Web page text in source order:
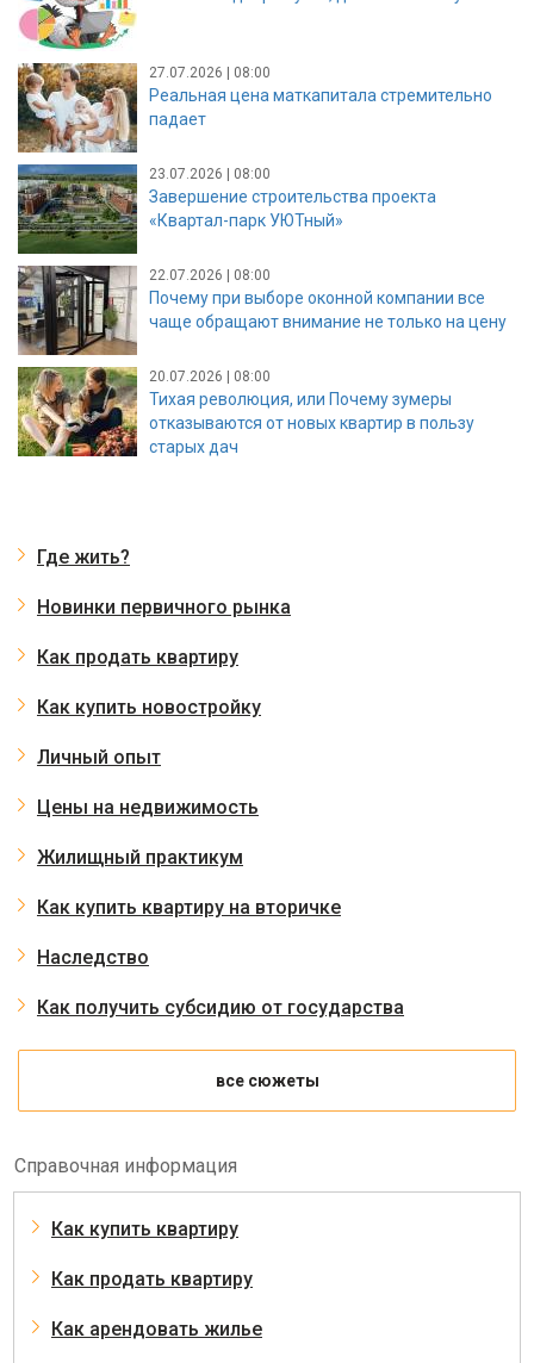
27.07.2026 | 08:00
Реальная цена маткапитала стремительно
падает
23.07.2026 | 08:00
Завершение строительства проекта
«Квартал-парк УЮТный»
22.07.2026 | 08:00
Почему при выборе оконной компании все
чаще обращают внимание не только на цену
20.07.2026 | 08:00
Тихая революция, или Почему зумеры
отказываются от новых квартир в пользу
старых дач
Где жить?
Новинки первичного рынка
Как продать квартиру
Как купить новостройку
Личный опыт
Цены на недвижимость
Жилищный практикум
Как купить квартиру на вторичке
Наследство
Как получить субсидию от государства
все сюжеты
Справочная информация
Как купить квартиру
Как продать квартиру
Как арендовать жилье